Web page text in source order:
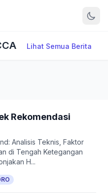
Lihat Semua Berita
Rekomendasi
Analisis Teknis, Faktor
di Tengah Ketegangan
H...